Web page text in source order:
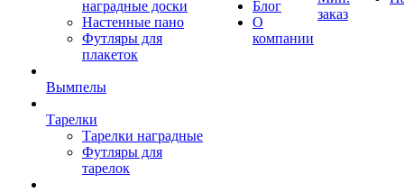
наградные доски
Настенные пано
Футляры для
плакеток
Вымпелы
Тарелки
Тарелки наградные
Футляры для
тарелок
Блог
О
компании
заказ